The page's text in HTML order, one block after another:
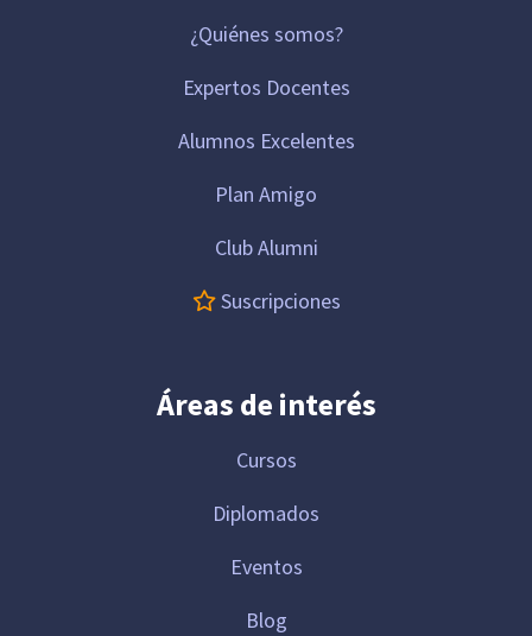
¿Quiénes somos?
Expertos Docentes
Alumnos Excelentes
Plan Amigo
Club Alumni
Suscripciones
Áreas de interés
Cursos
Diplomados
Eventos
Blog